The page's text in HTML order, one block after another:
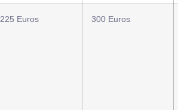
225 Euros 300 Euros